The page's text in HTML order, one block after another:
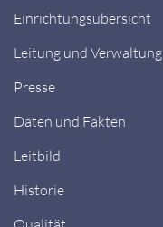
Einrichtungsübersicht
Leitung und Verwaltung
Presse
Daten und Fakten
Leitbild
Historie